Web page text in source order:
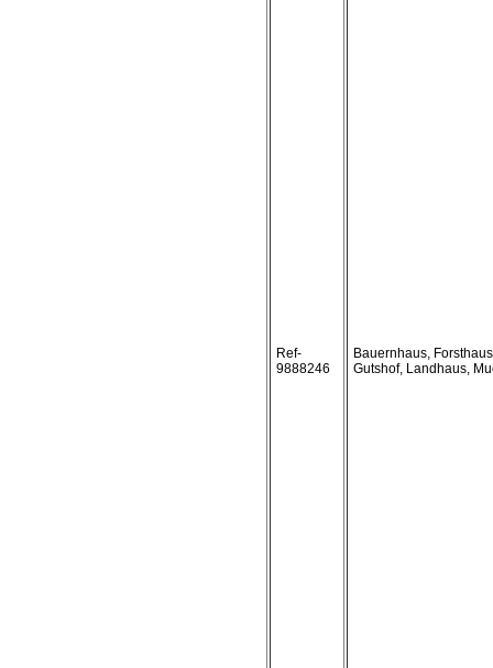
Ref-
9888246
Bauernhaus,
Gutshof, Landhaus,